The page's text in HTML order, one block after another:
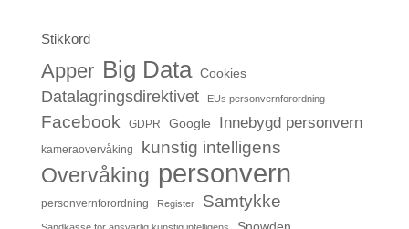
Stikkord
Apper Big Data Cookies
Datalagringsdirektivet EUs personvernforordning
Facebook GDPR Google Innebygd personvern
kameraovervåking kunstig intelligens
Overvåking personvern
personvernforordning Register Samtykke